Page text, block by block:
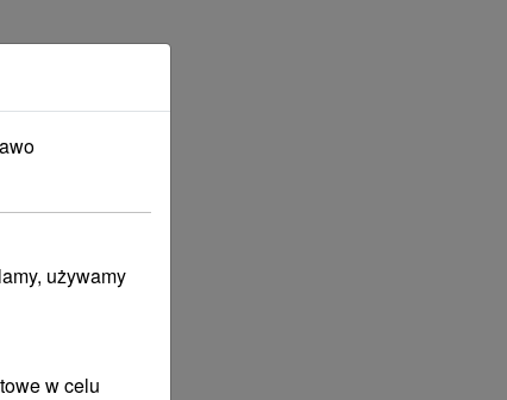
używamy
w celu